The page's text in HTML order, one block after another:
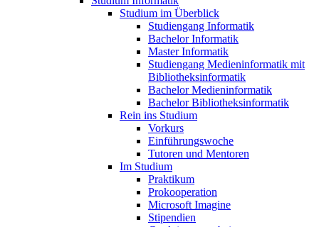
Studium im Überblick
Studiengang Informatik
Bachelor Informatik
Master Informatik
Studiengang Medieninformatik mit
Bibliotheksinformatik
Bachelor Medieninformatik
Bachelor Bibliotheksinformatik
Rein ins Studium
Vorkurs
Einführungswoche
Tutoren und Mentoren
Im Studium
Praktikum
Prokooperation
Microsoft Imagine
Stipendien